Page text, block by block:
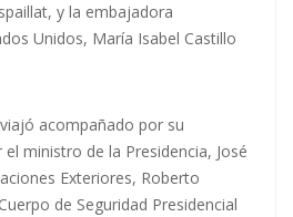
y la embajadora
Unidos, María Isabel Castillo
acompañado por su
ministro de la Presidencia, José
Exteriores, Roberto
de Seguridad Presidencial